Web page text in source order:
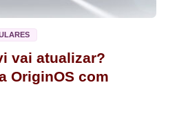
vai atualizar?
OriginOS com